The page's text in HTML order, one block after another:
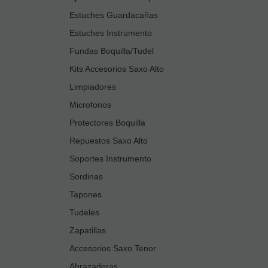
Estuches Guardacañas
Estuches Instrumento
Fundas Boquilla/Tudel
Kits Accesorios Saxo Alto
Limpiadores
Microfonos
Protectores Boquilla
Repuestos Saxo Alto
Soportes Instrumento
Sordinas
Tapones
Tudeles
Zapatillas
Accesorios Saxo Tenor